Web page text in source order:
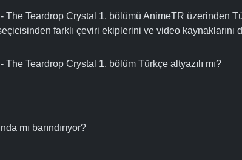
Teardrop Crystal 1. bölümü AnimeTR üzerinden
farklı çeviri ekiplerini ve video kaynaklarını
Teardrop Crystal 1. bölüm Türkçe altyazılı mı?
mı barındırıyor?